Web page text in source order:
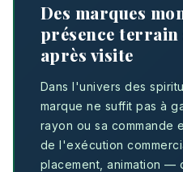
Des marques
présence terrain
après visite
Dans l'univers des
marque ne suffit pas à
rayon ou sa commande
de l'exécution
placement, animation —